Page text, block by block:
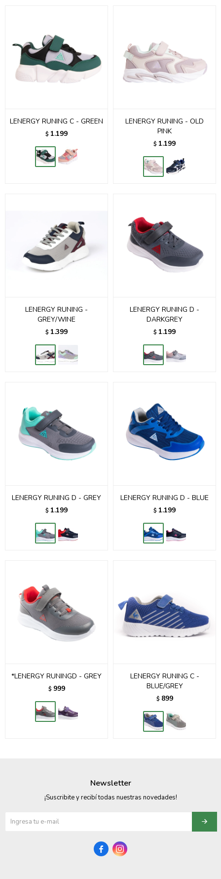
LENERGY RUNING C - GREEN
$ 1.199
LENERGY RUNING - OLD
PINK
$ 1.199
LENERGY RUNING -
GREY/WINE
$ 1.399
LENERGY RUNING D -
DARKGREY
$ 1.199
LENERGY RUNING D - GREY
$ 1.199
LENERGY RUNING D - BLUE
$ 1.199
*LENERGY RUNINGD - GREY
$ 999
LENERGY RUNING C -
BLUE/GREY
$ 899
Newsletter
¡Suscribite y recibí todas nuestras novedades!
 